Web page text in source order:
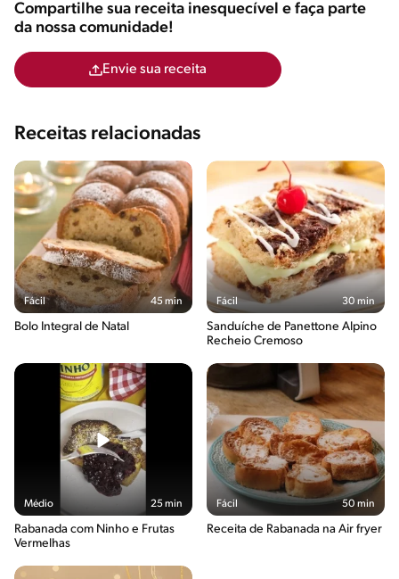
Compartilhe sua receita inesquecível e faça parte
da nossa comunidade!
Envie sua receita
Receitas relacionadas
Fácil 45 min
Bolo Integral de Natal
Fácil 30 min
Sanduíche de Panettone Alpino
Recheio Cremoso
Médio 25 min
Rabanada com Ninho e Frutas
Vermelhas
Fácil 50 min
Receita de Rabanada na Air fryer